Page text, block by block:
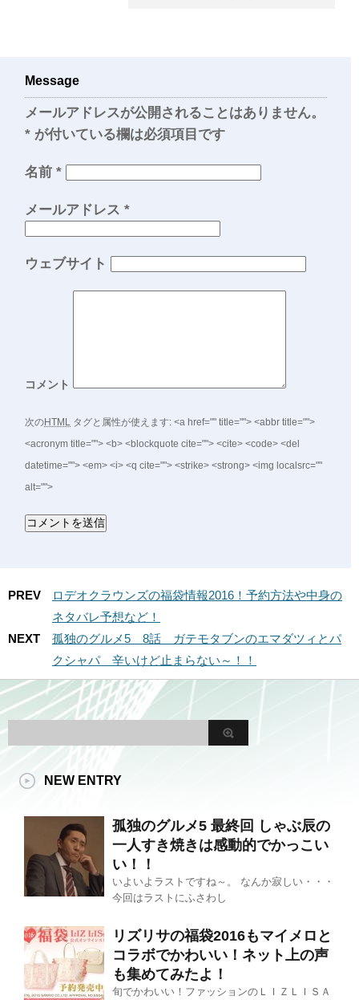
Message
メールアドレスが公開されることはありません。
* が付いている欄は必須項目です
名前 *
メールアドレス *
ウェブサイト
コメント
次のHTML タグと属性が使えます: <a href="" title=""> <abbr title="">
<acronym title=""> <b> <blockquote cite=""> <cite> <code> <del
datetime=""> <em> <i> <q cite=""> <strike> <strong> <img localsrc=""
alt="">
PREV
ロデオクラウンズの福袋情報2016！予約方法や中身の
ネタバレ予想など！
NEXT
孤独のグルメ5 8話 ガテモタブンのエマダツィとパ
クシャパ 辛いけど止まらない～！！
NEW ENTRY
孤独のグルメ5 最終回 しゃぶ辰の
一人すき焼きは感動的でかっこい
い！！
いよいよラストですね～。 なんか寂しい・・・
今回はラストにふさわし
リズリサの福袋2016もマイメロと
コラボでかわいい！ネット上の声
も集めてみたよ！
旬でかわいい！ファッションのＬＩＺＬＩＳＡ